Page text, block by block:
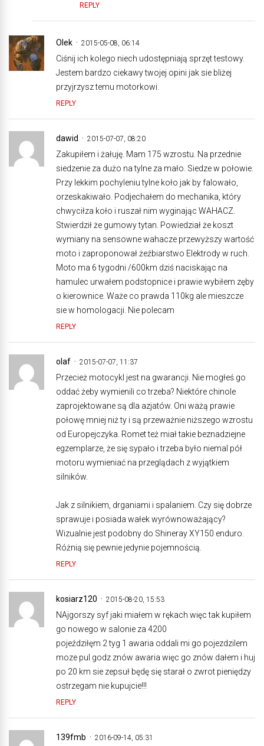
REPLY
Olek 2015-05-08, 06:14
Ciśnij ich kolego niech udostępniają sprzęt testowy.
Jestem bardzo ciekawy twojej opini jak sie bliżej
przyjrzysz temu motorkowi.
REPLY
dawid 2015-07-07, 08:20
Zakupiłem i żałuję. Mam 175 wzrostu. Na przednie
siedzenie za dużo na tylne za mało. Siedze w połowie.
Przy lekkim pochyleniu tylne koło jak by falowało,
orzeskakiwało. Podjechałem do mechanika, który
chwyciłza koło i ruszał nim wyginając WAHACZ.
Stwierdził że gumowy tytan. Powiedział że koszt
wymiany na sensowne wahacze przewyższy wartość
moto i zaproponował żeźbiarstwo Elektrody w ruch.
Moto ma 6 tygodni /600km dziś naciskając na
hamulec urwałem podstopnice i prawie wybiłem zęby
o kierownice. Waże co prawda 110kg ale mieszcze
sie w homologacji. Nie polecam
REPLY
olaf 2015-07-07, 11:37
Przecież motocykl jest na gwarancji. Nie mogłeś go
oddać żeby wymienili co trzeba? Niektóre chinole
zaprojektowane są dla azjatów. Oni ważą prawie
połowę mniej niż ty i są przeważnie niższego wzrostu
od Europejczyka. Romet też miał takie beznadziejne
egzemplarze, że się sypało i trzeba było niemal pół
motoru wymieniać na przeglądach z wyjątkiem
silników.
Jak z silnikiem, drganiami i spalaniem. Czy się dobrze
sprawuje i posiada wałek wyrównoważający?
Wizualnie jest podobny do Shineray XY150 enduro.
Różnią się pewnie jedynie pojemnością.
REPLY
kosiarz120 2015-08-20, 15:53
NAjgorszy syf jaki miałem w rękach więc tak kupiłem
go nowego w salonie za 4200
pojeździłęm 2 tyg 1 awaria oddali mi go pojezdzilem
moze pul godz znów awaria więc go znów dałem i huj
po 20 km sie zepsuł będę się starał o zwrot pieniędzy
ostrzegam nie kupujcie!!!
REPLY
139fmb 2016-09-14, 05:31